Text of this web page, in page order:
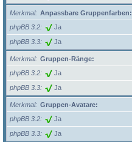
Merkmal
Anpassbare Gruppenfarben:
phpBB 3.2
Ja
phpBB 3.3 Ja
Merkmal
Gruppen-Ränge:
phpBB 3.2
Ja
phpBB 3.3 Ja
Merkmal
Gruppen-Avatare:
phpBB 3.2
Ja
phpBB 3.3 Ja